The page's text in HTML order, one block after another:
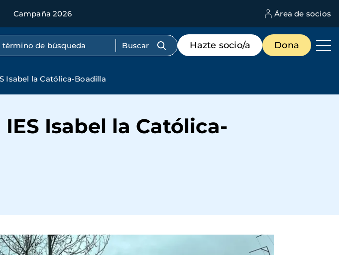
Campaña 2026 Área de socios
por texto completo
Menú
de
destacados
Hazte socio/a Dona
Isabel la Católica-Boadilla
Isabel la Católica-